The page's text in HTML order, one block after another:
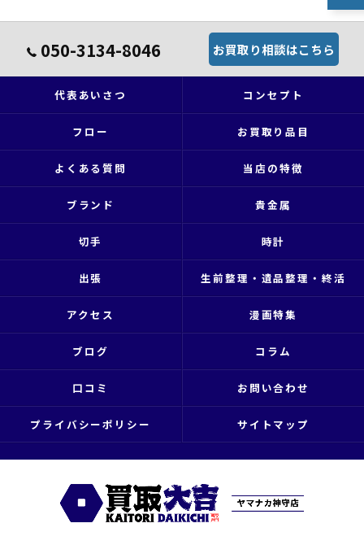
050-3134-8046 お買取り相談はこちら
代表あいさつ コンセプト
フロー お買取り品目
よくある質問 当店の特徴
ブランド 貴金属
切手 時計
出張 生前整理・遺品整理・終活
アクセス 漫画特集
ブログ コラム
口コミ お問い合わせ
プライバシーポリシー サイトマップ